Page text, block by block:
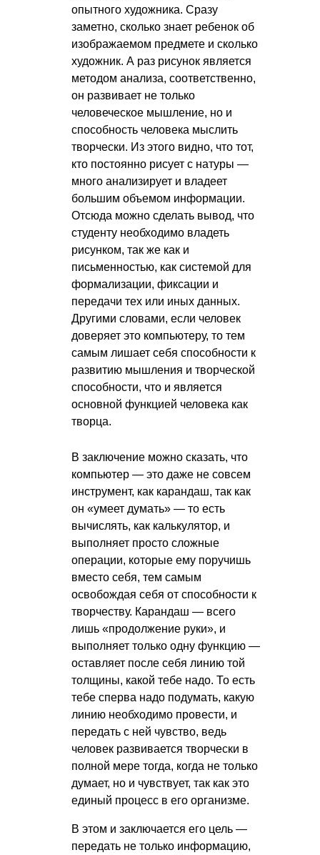
опытного художника. Сразу
заметно, сколько знает ребенок об
изображаемом предмете и сколько
художник. А раз рисунок является
методом анализа, соответственно,
он развивает не только
человеческое мышление, но и
способность человека мыслить
творчески. Из этого видно, что тот,
кто постоянно рисует с натуры —
много анализирует и владеет
большим объемом информации.
Отсюда можно сделать вывод, что
студенту необходимо владеть
рисунком, так же как и
письменностью, как системой для
формализации, фиксации и
передачи тех или иных данных.
Другими словами, если человек
доверяет это компьютеру, то тем
самым лишает себя способности к
развитию мышления и творческой
способности, что и является
основной функцией человека как
творца.
В заключение можно сказать, что
компьютер — это даже не совсем
инструмент, как карандаш, так как
он «умеет думать» — то есть
вычислять, как калькулятор, и
выполняет просто сложные
операции, которые ему поручишь
вместо себя, тем самым
освобождая себя от способности к
творчеству. Карандаш — всего
лишь «продолжение руки», и
выполняет только одну функцию —
оставляет после себя линию той
толщины, какой тебе надо. То есть
тебе сперва надо подумать, какую
линию необходимо провести, и
передать с ней чувство, ведь
человек развивается творчески в
полной мере тогда, когда не только
думает, но и чувствует, так как это
единый процесс в его организме.
В этом и заключается его цель —
передать не только информацию,